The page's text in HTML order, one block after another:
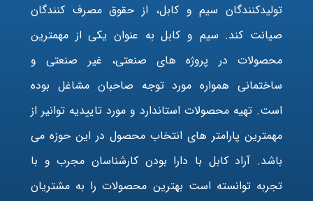
تولیدکنندگان سیم و کابل، از حقوق مصرف کنندگان
صیانت کند. سیم و کابل به عنوان یکی از مهمترین
محصولات در پروژه های صنعتی، غیر صنعتی و
ساختمانی همواره مورد توجه صاحبان مشاغل بوده
است. تهیه محصولات استاندارد و مورد تاییدیه توانیر از
مهمترین پارامتر های انتخاب محصول در این حوزه می
باشد. آراد کابل با دارا بودن کارشناسان مجرب و با
تجربه توانسته است بهترین محصولات را به مشتریان